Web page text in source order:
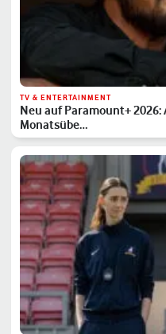
TV & ENTERTAINMENT
Neu auf Paramount+
Monatsübe…